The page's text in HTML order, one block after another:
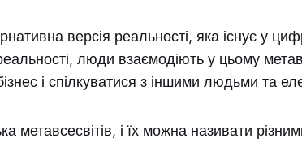
версія реальності, яка існує у
люди взаємодіють у цьому
і спілкуватися з іншими людьми та
метавсесвітів, і їх можна називати